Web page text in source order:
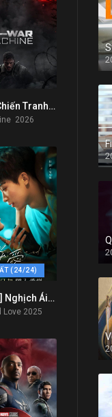
6Cỗ Máy Chiến Tranh – War Machine
2026
(24/24)
7.174[Phim BL] Nghịch Ái 2025
Love 2025